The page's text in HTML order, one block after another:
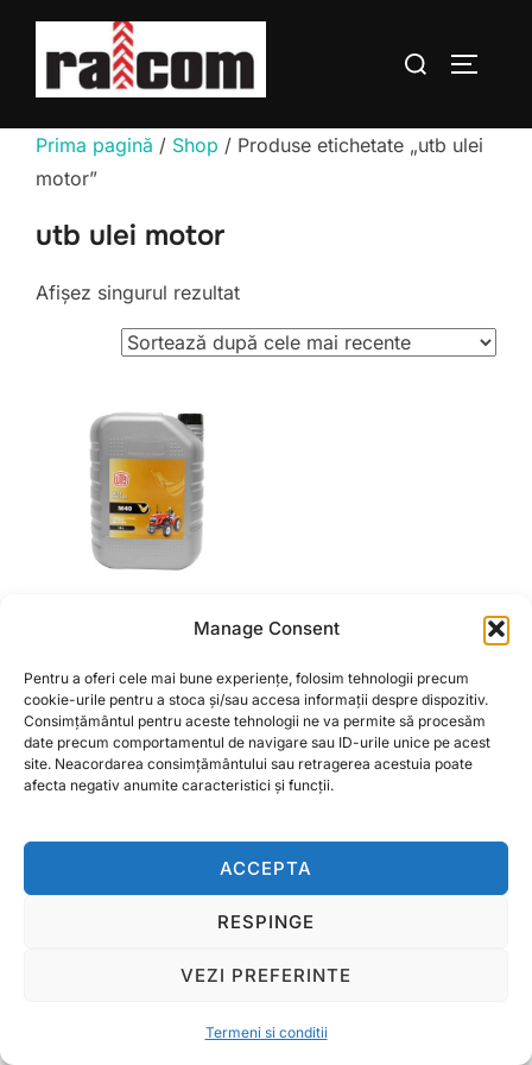
Manage Consent
Pentru a oferi cele mai bune experiențe, folosim tehnologii precum
cookie-urile pentru a stoca și/sau accesa informații despre dispozitiv.
Consimțământul pentru aceste tehnologii ne va permite să procesăm
date precum comportamentul de navigare sau ID-urile unice pe acest
site. Neacordarea consimțământului sau retragerea acestuia poate
afecta negativ anumite caracteristici și funcții.
ACCEPTA
RESPINGE
VEZI PREFERINTE
Termeni si conditii
conținut
Caută
Prima pagină / Shop / Produse etichetate „utb ulei
motor”
utb ulei motor
Afișez singurul rezultat
Ulei motor THOR M40
10L
CITEȘTE MAI MULT